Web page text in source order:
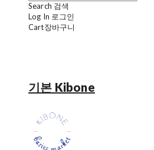
Search 검색
Log In 로그인
Cart장바구니
기본 Kibone